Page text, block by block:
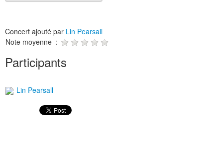
Concert ajouté par Lin Pearsall
Note moyenne :
Participants
Lin Pearsall